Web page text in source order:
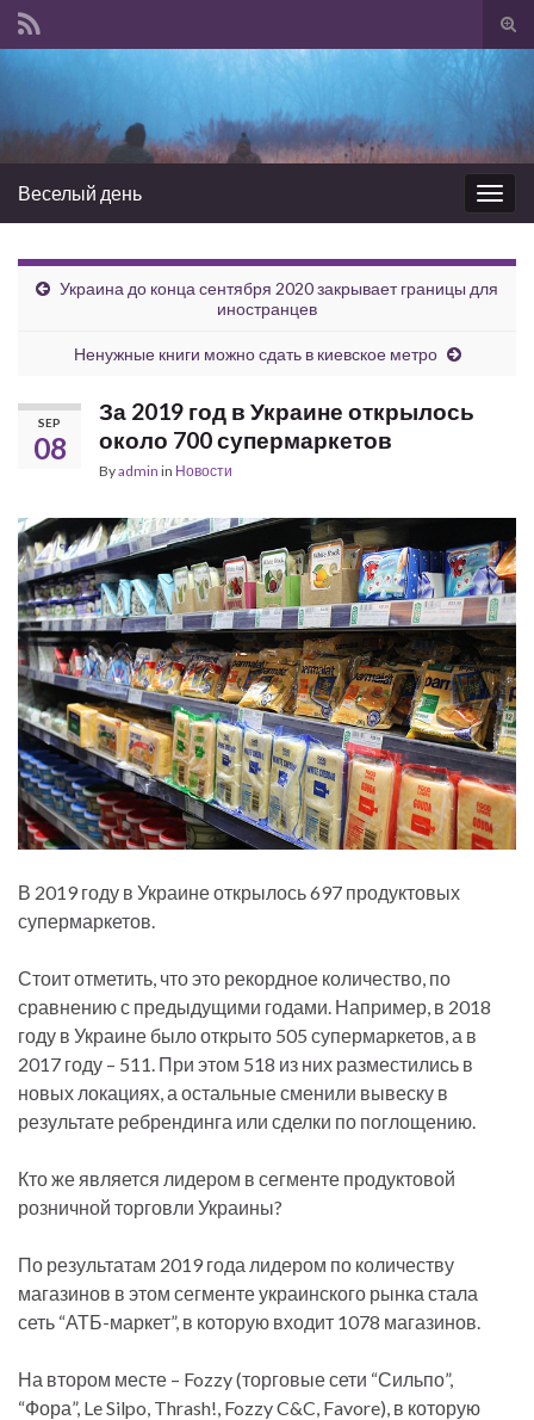
Веселый день
Украина до конца сентября 2020 закрывает границы для
иностранцев
Ненужные книги можно сдать в киевское метро
SEP
08
За 2019 год в Украине открылось
около 700 супермаркетов
Byadmin in Новости
В 2019 году в Украине открылось 697 продуктовых
супермаркетов.
Стоит отметить, что это рекордное количество, по
сравнению с предыдущими годами. Например, в 2018
году в Украине было открыто 505 супермаркетов, а в
2017 году – 511. При этом 518 из них разместились в
новых локациях, а остальные сменили вывеску в
результате ребрендинга или сделки по поглощению.
Кто же является лидером в сегменте продуктовой
розничной торговли Украины?
По результатам 2019 года лидером по количеству
магазинов в этом сегменте украинского рынка стала
сеть “АТБ-маркет”, в которую входит 1078 магазинов.
На втором месте – Fozzy (торговые сети “Сильпо”,
“Фора”, Le Silpo, Thrash!, Fozzy C&C, Favore), в которую